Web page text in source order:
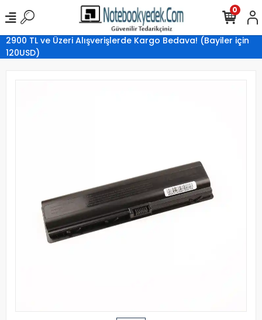
2900 TL ve Üzeri Alışverişlerde Kargo Bedava! (Bayiler için
120USD)
0